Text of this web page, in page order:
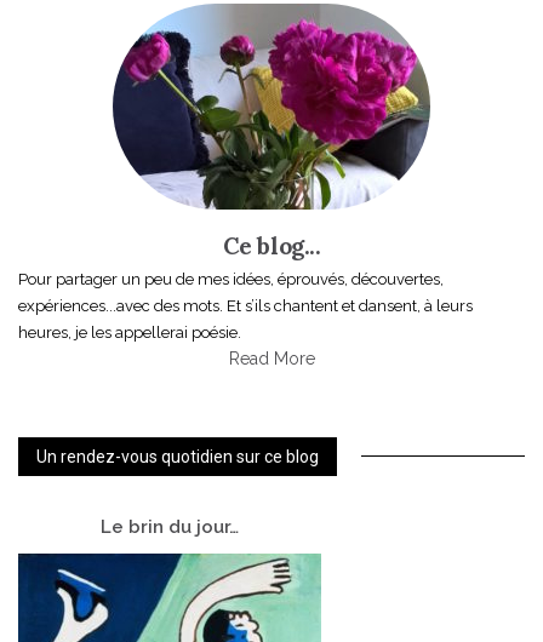
Ce blog...
Pour partager un peu de mes idées, éprouvés, découvertes,
expériences...avec des mots. Et s’ils chantent et dansent, à leurs
heures, je les appellerai poésie.
Read More
Un rendez-vous quotidien sur ce blog
Le brin du jour…